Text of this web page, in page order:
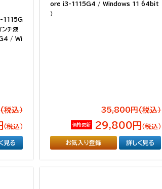
1115G
チ液
/ Wi
込）
（税込）
見る
ore i3-1115G4 / Windows 11 64bit
）
35,800円(税込）
価格更新 29,800円 （税込）
お気入り登録 詳しく見る